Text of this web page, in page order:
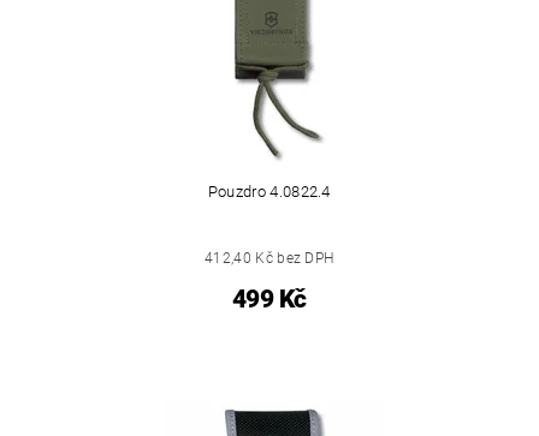
Pouzdro 4.0822.4
412,40 Kč bez DPH
499 Kč